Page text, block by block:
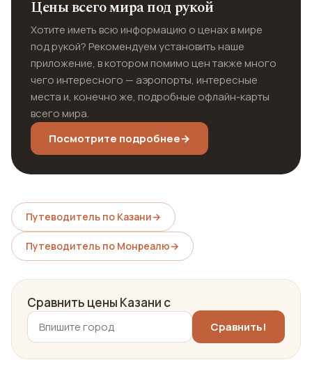
Цены всего мира под рукой
Хотите иметь всю информацию о ценах в мире
под рукой? Рекомендуем установить наше
приложение, в котором помимо цен также много
чего интересного — аэропорты, интересные
места и, конечно же, подробные офлайн-карты
всего мира.
Посмотрите подробнее→
Путеводитель по Казани→
Путеводитель по Монреалю→
Сравнить цены Казани с